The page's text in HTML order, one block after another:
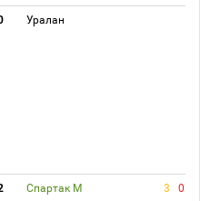
Уралан
Спартак М 3 0